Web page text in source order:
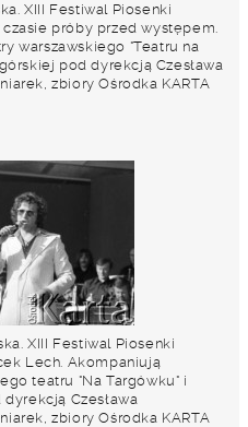
XIII Festiwal Piosenki
próby przed występem.
warszawskiego "Teatru na
pod dyrekcją Czesława
zbiory Ośrodka KARTA
XIII Festiwal Piosenki
Lech. Akompaniują
teatru "Na Targówku" i
Czesława
zbiory Ośrodka KARTA